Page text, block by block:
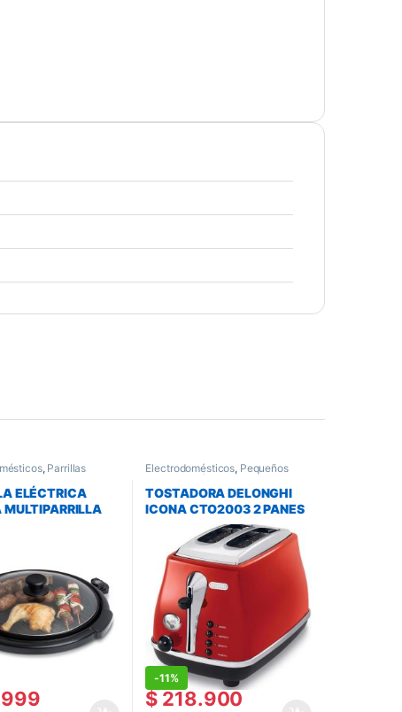
, Parrillas
Multiollas
ELÉCTRICA
Electrodomésticos, Pequeños
Electrodomésticos
Tostadoras
TOSTADORA DELONGHI
ICONA CTO2003 2 PANES
-11%
$ 218.900